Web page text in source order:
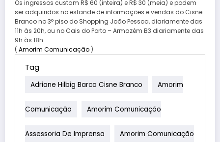
Os ingressos custam R$ 60 (inteira) e R$ 30 (meia) e podem
ser adquiridos no estande de informações e vendas do Cisne
Branco no 3º piso do Shopping João Pessoa, diariamente das
11h às 20h, ou no Cais do Porto – Armazém B3 diariamente das
9h às 18h.
( Amorim Comunicação )
Tag
Adriane Hilbig Barco Cisne Branco Amorim
Comunicação Amorim Comunicação
Assessoria De Imprensa Amorim Comunicação